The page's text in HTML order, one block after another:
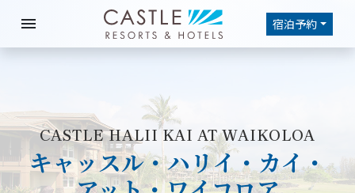
menu 宿泊予約
CASTLE HALII KAI AT WAIKOLOA
キャッスル・ハリイ・カイ・